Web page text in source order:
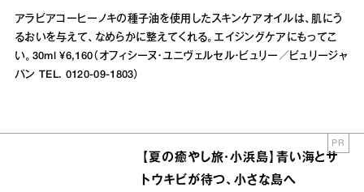
アラビアコーヒーノキの種子油を使用したスキンケアオイルは、肌にう
るおいを与えて、なめらかに整えてくれる。エイジングケアにもってこ
い。30ml ¥6,160（オフィシーヌ・ユニヴェルセル・ビュリー／ビュリージャ
パン TEL. 0120-09-1803）
【夏の癒やし旅・小浜島】青い海とサ
トウキビが待つ、小さな島へ
PR